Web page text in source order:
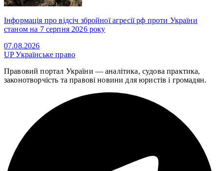
Інформація про відсіч збройної агресії рф проти України
станом на 7 серпня 2026 року
07.08.2026
UPУкраїнське право
Правовий портал України — аналітика, судова практика,
законотворчість та правові новини для юристів і громадян.